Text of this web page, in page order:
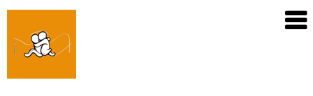
Skip
content